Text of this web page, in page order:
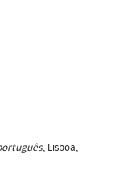
, Lisboa,